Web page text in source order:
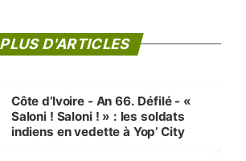
PLUS D'ARTICLES
Côte d’Ivoire - An 66. Défilé - «
Saloni ! Saloni ! » : les soldats
indiens en vedette à Yop’ City